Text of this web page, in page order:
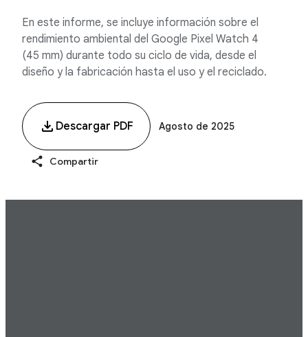
En este informe, se incluye información sobre el
rendimiento ambiental del Google Pixel Watch 4
(45 mm) durante todo su ciclo de vida, desde el
diseño y la fabricación hasta el uso y el reciclado.
Descargar PDF Agosto de 2025
Compartir